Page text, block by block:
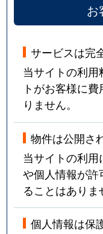
お
サービスは完
当サイトの利用
トがお客様に
りません。
物件は公開さ
当サイトの利
や個人情報が
ることはありま
個人情報は保